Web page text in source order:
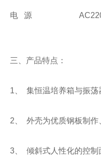
电 源
三、产品特点：
1、 集恒温培养箱与振荡
2、 外壳为优质钢板制作
3、 倾斜式人性化的控制